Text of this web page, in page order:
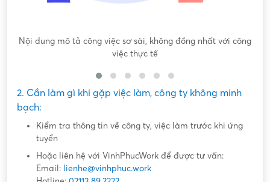
Nội dung mô tả công việc sơ sài, không đồng nhất với công
việc thực tế
2. Cần làm gì khi gặp việc làm, công ty không minh
bạch:
Kiểm tra thông tin về công ty, việc làm trước khi ứng
tuyển
Hoặc liên hệ với VinhPhucWork để được tư vấn:
Email: lienhe@vinhphuc.work